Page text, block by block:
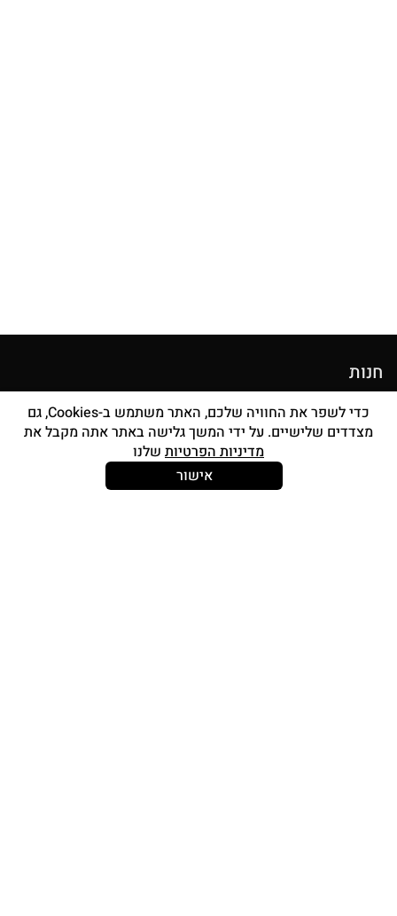
חנות
מוצרי איפור
סטים מברשות
כדי לשפר את החוויה שלכם, האתר משתמש ב-Cookies, גם
מצדדים שלישיים. על ידי המשך גלישה באתר אתה מקבל את
מדיניות הפרטיות שלנו
אישור